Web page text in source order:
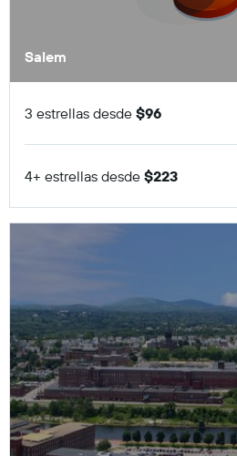
Salem
3 estrellas desde $96
4+ estrellas desde $223